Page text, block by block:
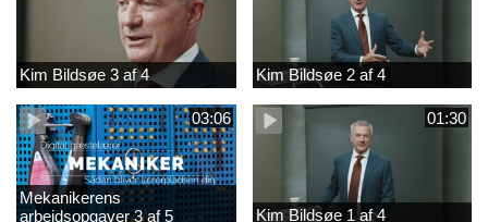
Kim Bildsøe 3 af 4 Kim Bildsøe 2 af 4
03:06
Mekanikerens
arbejdsopgaver 3 af 5
01:30
Kim Bildsøe 1 af 4